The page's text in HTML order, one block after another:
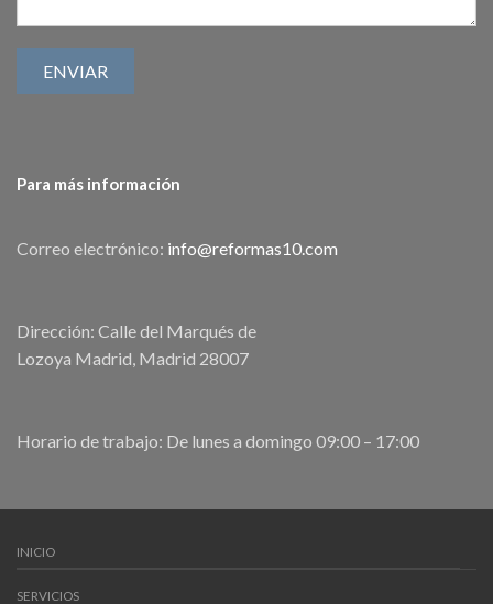
Para más información
Correo electrónico: info@reformas10.com
Dirección: Calle del Marqués de
Lozoya Madrid, Madrid 28007
Horario de trabajo: De lunes a domingo 09:00 – 17:00
INICIO
SERVICIOS